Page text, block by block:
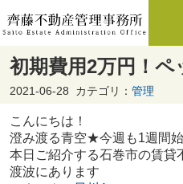
初期費用2万円！ペ
2021-06-28 カテゴリ： 管理
こんにちは！
澄み渡る青空★今週も1週間始
本日ご紹介する石巻市の賃貸
渡波にあります